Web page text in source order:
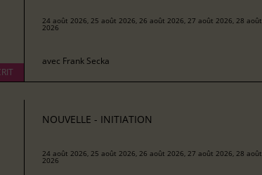
24 août 2026, 25 août 2026, 26 août 2026, 27 août 2026, 28 août
2026
avec Frank Secka
NOUVELLE - INITIATION
24 août 2026, 25 août 2026, 26 août 2026, 27 août 2026, 28 août
2026